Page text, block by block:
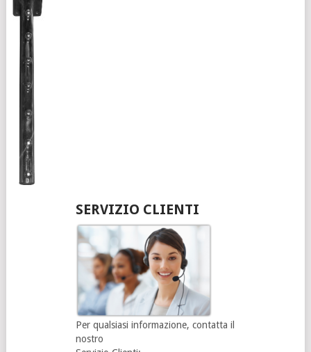
SERVIZIO CLIENTI
Per qualsiasi informazione, contatta il
nostro